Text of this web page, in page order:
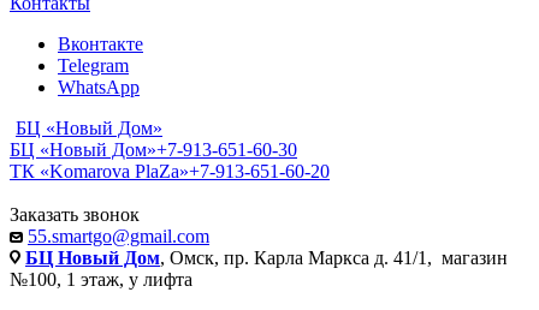
Вконтакте
Telegram
WhatsApp
БЦ «Новый Дом»
БЦ «Новый Дом»+7-913-651-60-30
ТК «Komarova PlaZa»+7-913-651-60-20
Заказать звонок
55.smartgo@gmail.com
БЦ Новый Дом, Омск, пр. Карла Маркса д. 41/1, магазин
№100, 1 этаж, у лифта